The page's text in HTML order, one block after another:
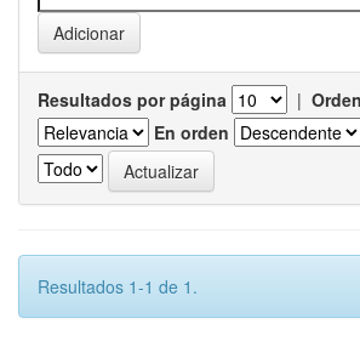
Resultados por página |
En orden
Resultados 1-1 de 1.